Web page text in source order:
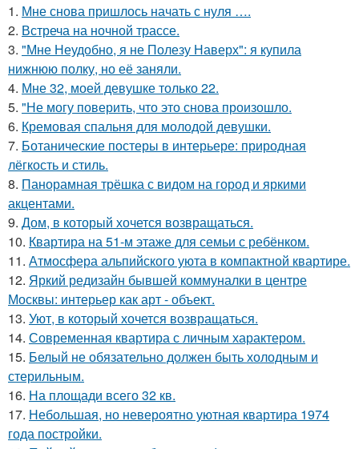
1. Мне снова пришлось начать с нуля ….
2. Встреча на ночной трассе.
3. "Мне Неудобно, я не Полезу Наверх": я купила
нижнюю полку, но её заняли.
4. Мне 32, моей девушке только 22.
5. "Не могу поверить, что это снова произошло.
6. Кремовая спальня для молодой девушки.
7. Ботанические постеры в интерьере: природная
лёгкость и стиль.
8. Панорамная трёшка с видом на город и яркими
акцентами.
9. Дом, в который хочется возвращаться.
10. Квартира на 51-м этаже для семьи с ребёнком.
11. Атмосфера альпийского уюта в компактной квартире.
12. Яркий редизайн бывшей коммуналки в центре
Москвы: интерьер как арт - объект.
13. Уют, в который хочется возвращаться.
14. Современная квартира с личным характером.
15. Белый не обязательно должен быть холодным и
стерильным.
16. На площади всего 32 кв.
17. Небольшая, но невероятно уютная квартира 1974
года постройки.